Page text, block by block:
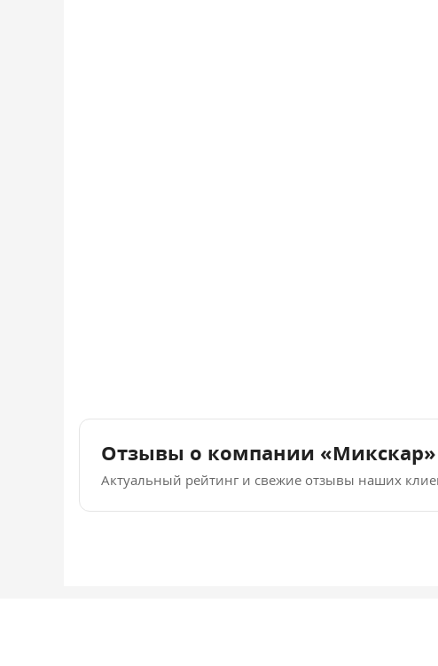
Отзывы о компании «Микскар»
Актуальный рейтинг и свежие отзывы наших